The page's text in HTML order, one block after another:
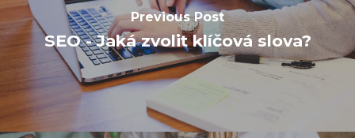
Previous Post
SEO - Jaká zvolit klíčová slova?